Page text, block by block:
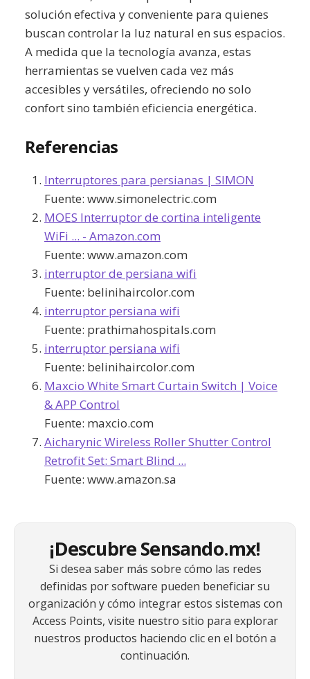
solución efectiva y conveniente para quienes
buscan controlar la luz natural en sus espacios.
A medida que la tecnología avanza, estas
herramientas se vuelven cada vez más
accesibles y versátiles, ofreciendo no solo
confort sino también eficiencia energética.
Referencias
Interruptores para persianas | SIMON
Fuente: www.simonelectric.com
MOES Interruptor de cortina inteligente
WiFi ... - Amazon.com
Fuente: www.amazon.com
interruptor de persiana wifi
Fuente: belinihaircolor.com
interruptor persiana wifi
Fuente: prathimahospitals.com
interruptor persiana wifi
Fuente: belinihaircolor.com
Maxcio White Smart Curtain Switch | Voice
& APP Control
Fuente: maxcio.com
Aicharynic Wireless Roller Shutter Control
Retrofit Set: Smart Blind ...
Fuente: www.amazon.sa
¡Descubre Sensando.mx!
Si desea saber más sobre cómo las redes
definidas por software pueden beneficiar su
organización y cómo integrar estos sistemas con
Access Points, visite nuestro sitio para explorar
nuestros productos haciendo clic en el botón a
continuación.